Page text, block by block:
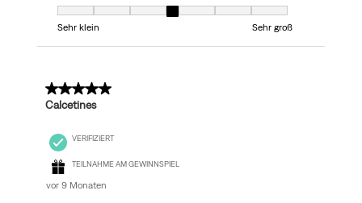
Passform, 4 von 7, wobei 1 gleich Sehr klein ist und 7 gleich Sehr groß
Sehr klein
Sehr groß
5 von 5 Sternen.
Calcetines
VERIFIZIERT
TEILNAHME AM GEWINNSPIEL
vor 9 Monaten